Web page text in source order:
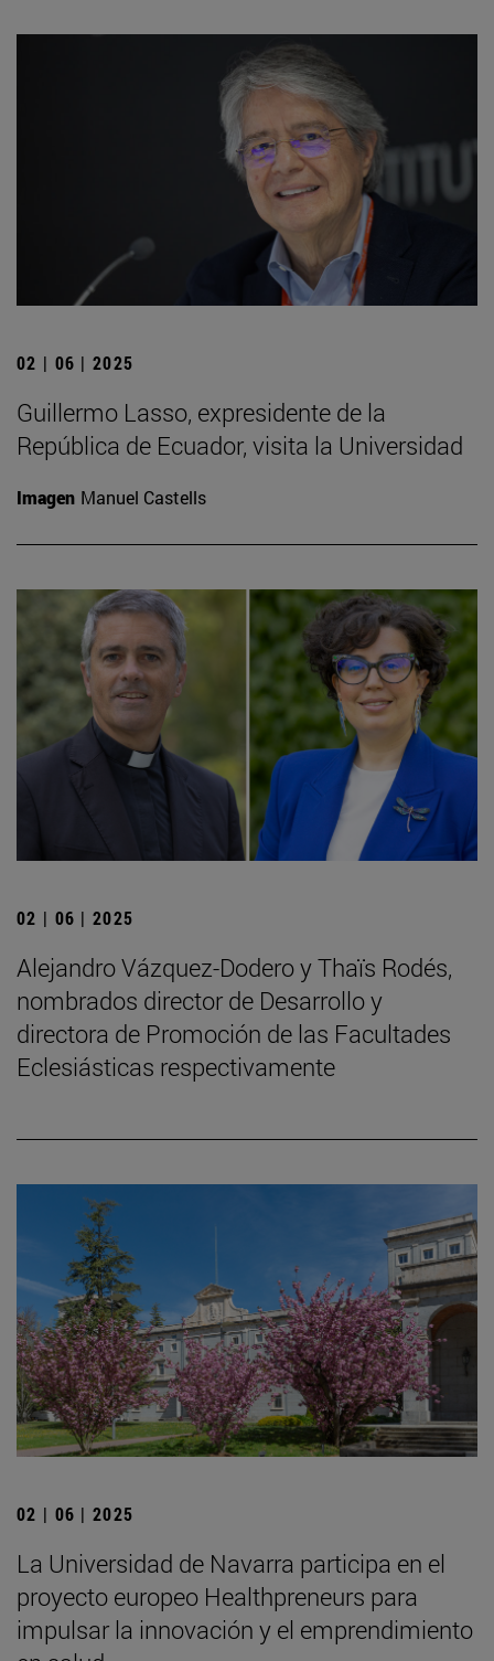
02 | 06 | 2025
Guillermo Lasso, expresidente de la
República de Ecuador, visita la Universidad
Imagen Manuel Castells
02 | 06 | 2025
Alejandro Vázquez-Dodero y Thaïs Rodés,
nombrados director de Desarrollo y
directora de Promoción de las Facultades
Eclesiásticas respectivamente
02 | 06 | 2025
La Universidad de Navarra participa en el
proyecto europeo Healthpreneurs para
impulsar la innovación y el emprendimiento